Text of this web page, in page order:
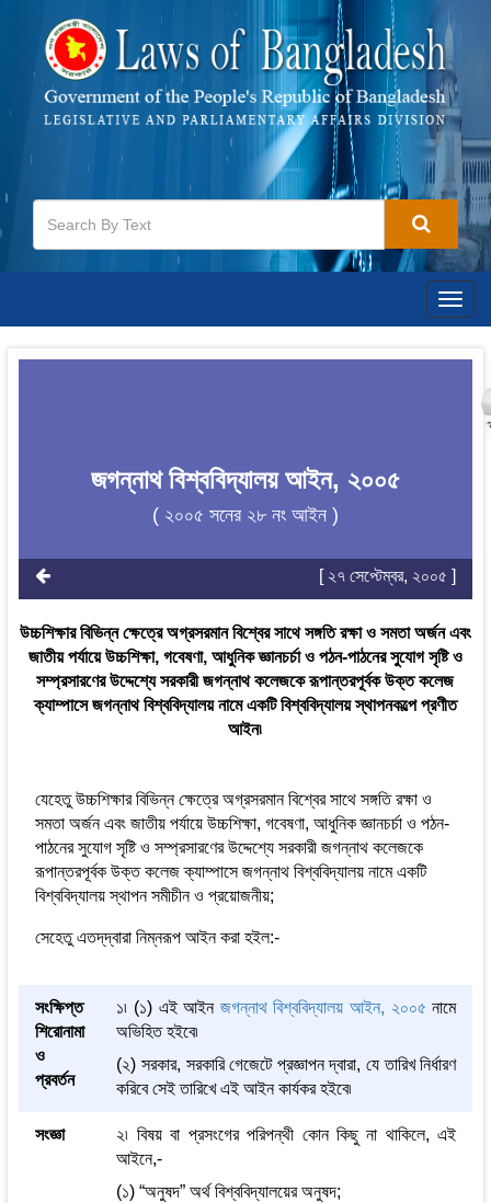
জগন্নাথ বিশ্ববিদ্যালয় আইন, ২০০৫
( ২০০৫ সনের ২৮ নং আইন )
[ ২৭ সেপ্টেম্বর, ২০০৫ ]
উচ্চশিক্ষার বিভিন্ন ক্ষেত্রে অগ্রসরমান বিশ্বের সাথে সঙ্গতি রক্ষা ও সমতা অর্জন এবং
জাতীয় পর্যায়ে উচ্চশিক্ষা, গবেষণা, আধুনিক জ্ঞানচর্চা ও পঠন-পাঠনের সুযোগ সৃষ্টি ও
সম্প্রসারণের উদ্দেশ্যে সরকারী জগন্নাথ কলেজকে রূপান্তরপূর্বক উক্ত কলেজ
ক্যাম্পাসে জগন্নাথ বিশ্ববিদ্যালয় নামে একটি বিশ্ববিদ্যালয় স্থাপনকল্পে প্রণীত
আইন৷
যেহেতু উচ্চশিক্ষার বিভিন্ন ক্ষেত্রে অগ্রসরমান বিশ্বের সাথে সঙ্গতি রক্ষা ও
সমতা অর্জন এবং জাতীয় পর্যায়ে উচ্চশিক্ষা, গবেষণা, আধুনিক জ্ঞানচর্চা ও পঠন-
পাঠনের সুযোগ সৃষ্টি ও সম্প্রসারণের উদ্দেশ্যে সরকারী জগন্নাথ কলেজকে
রূপান্তরপূর্বক উক্ত কলেজ ক্যাম্পাসে জগন্নাথ বিশ্ববিদ্যালয় নামে একটি
বিশ্ববিদ্যালয় স্থাপন সমীচীন ও প্রয়োজনীয়;
সেহেতু এতদ্‌দ্বারা নিম্নরূপ আইন করা হইল:-
সংক্ষিপ্ত
শিরোনামা
ও
প্রবর্তন
১৷ (১) এই আইন জগন্নাথ বিশ্ববিদ্যালয় আইন, ২০০৫ নামে
অভিহিত হইবে৷
(২) সরকার, সরকারি গেজেটে প্রজ্ঞাপন দ্বারা, যে তারিখ নির্ধারণ
করিবে সেই তারিখে এই আইন কার্যকর হইবে৷
সংজ্ঞা
২৷ বিষয় বা প্রসংগের পরিপন্থী কোন কিছু না থাকিলে, এই
আইনে,-
(১) “অনুষদ” অর্থ বিশ্ববিদ্যালয়ের অনুষদ;